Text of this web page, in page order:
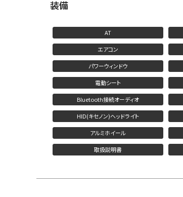
装備
AT
エアコン
パワーウィンドウ
電動シート
Bluetooth接続オーディオ
HID(キセノン)ヘッドライト
アルミホイール
取扱説明書